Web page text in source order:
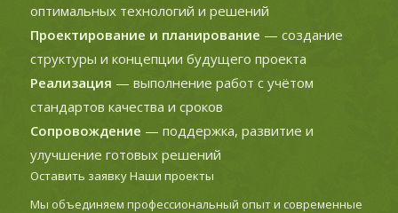
оптимальных технологий и решений
Проектирование и планирование — создание
структуры и концепции будущего проекта
Реализация — выполнение работ с учётом
стандартов качества и сроков
Сопровождение — поддержка, развитие и
улучшение готовых решений
Оставить заявкуНаши проекты
Мы объединяем профессиональный опыт и современные